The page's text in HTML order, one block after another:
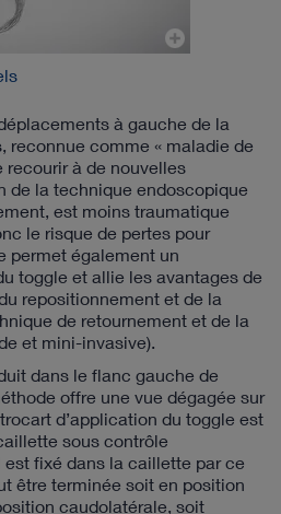
à gauche de la
reconnue comme « maladie de
recourir à de nouvelles
de la technique endoscopique
est moins traumatique
le risque de pertes pour
permet également un
toggle et allie les avantages de
repositionnement et de la
de retournement et de la
et mini-invasive).
dans le flanc gauche de
offre une vue dégagée sur
d’application du toggle est
sous contrôle
fixé dans la caillette par ce
être terminée soit en position
caudolatérale, soit